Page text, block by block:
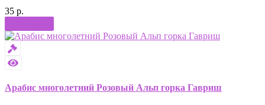
35 р.
Арабис многолетний Розовый Альп горка Гавриш